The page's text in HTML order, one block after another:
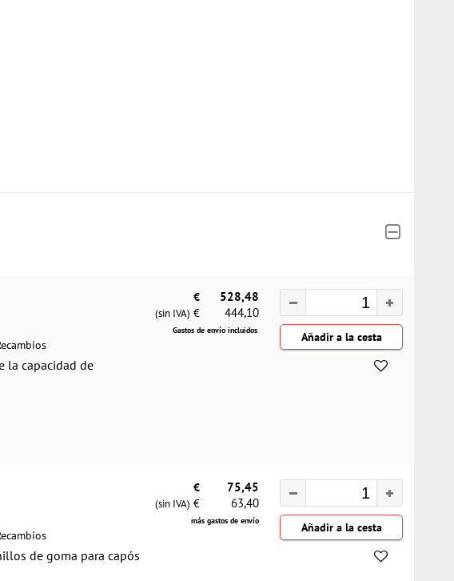
la capacidad de
€ 528,48
(sin IVA) € 444,10
Gastos de envío incluidos
de goma para capós
€ 75,45
(sin IVA) € 63,40
más gastos de envío